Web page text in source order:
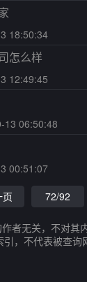
18:50:34
怎么样
12:49:45
13 06:50:48
00:51:07
页 72/92
者无关，不对其
，不代表被查询